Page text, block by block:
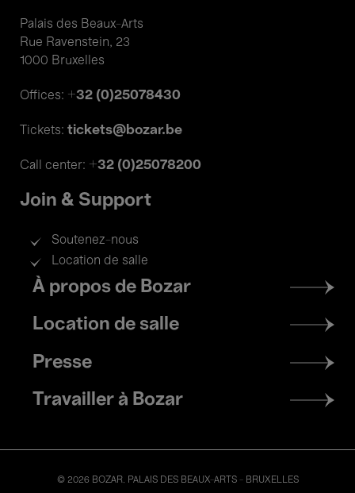
Palais des Beaux-Arts
Rue Ravenstein, 23
1000 Bruxelles
Offices: +32 (0)25078430
Tickets: tickets@bozar.be
Call center: +32 (0)25078200
Join & Support
Soutenez-nous
Location de salle
Footer
menu
À propos de Bozar
Location de salle
Presse
Travailler à Bozar
© 2026 BOZAR. PALAIS DES BEAUX-ARTS - BRUXELLES